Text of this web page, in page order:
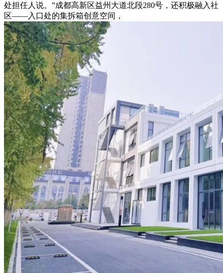
处担任人说。”成都高新区益州大道北段280号，还积极融入社
区——入口处的集拆箱创意空间，